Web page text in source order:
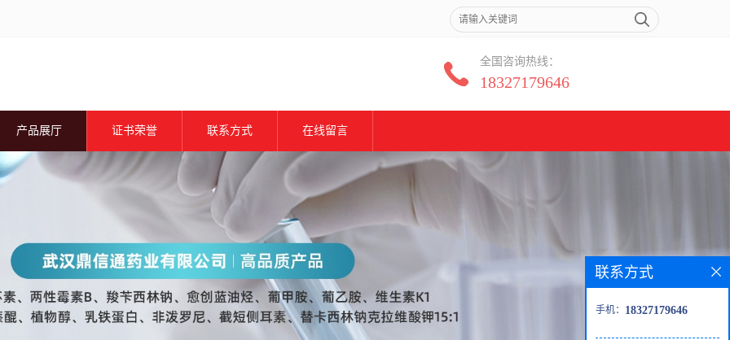
全国咨询热线：
18327179646
产品展厅 证书荣誉 联系方式 在线留言
联系方式
手机： 18327179646